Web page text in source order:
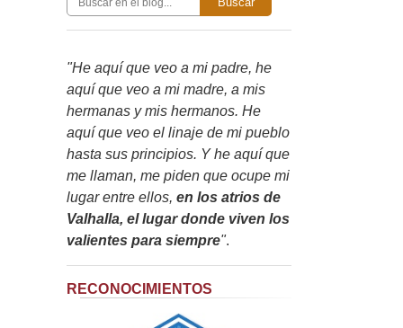
"He aquí que veo a mi padre, he
aquí que veo a mi madre, a mis
hermanas y mis hermanos. He
aquí que veo el linaje de mi pueblo
hasta sus principios. Y he aquí que
me llaman, me piden que ocupe mi
lugar entre ellos, en los atrios de
Valhalla, el lugar donde viven los
valientes para siempre".
RECONOCIMIENTOS